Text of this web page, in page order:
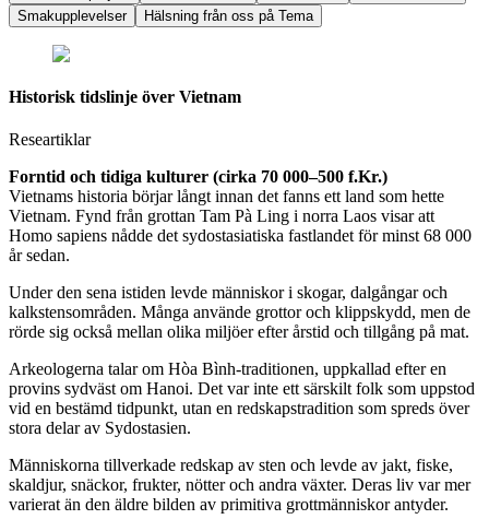
Smakupplevelser
Hälsning från oss på Tema
Historisk tidslinje över Vietnam
Researtiklar
Forntid och tidiga kulturer (cirka 70 000–500 f.Kr.)
Vietnams historia börjar långt innan det fanns ett land som hette
Vietnam. Fynd från grottan Tam Pà Ling i norra Laos visar att
Homo sapiens nådde det sydostasiatiska fastlandet för minst 68 000
år sedan.
Under den sena istiden levde människor i skogar, dalgångar och
kalkstensområden. Många använde grottor och klippskydd, men de
rörde sig också mellan olika miljöer efter årstid och tillgång på mat.
Arkeologerna talar om Hòa Bình-traditionen, uppkallad efter en
provins sydväst om Hanoi. Det var inte ett särskilt folk som uppstod
vid en bestämd tidpunkt, utan en redskapstradition som spreds över
stora delar av Sydostasien.
Människorna tillverkade redskap av sten och levde av jakt, fiske,
skaldjur, snäckor, frukter, nötter och andra växter. Deras liv var mer
varierat än den äldre bilden av primitiva grottmänniskor antyder.